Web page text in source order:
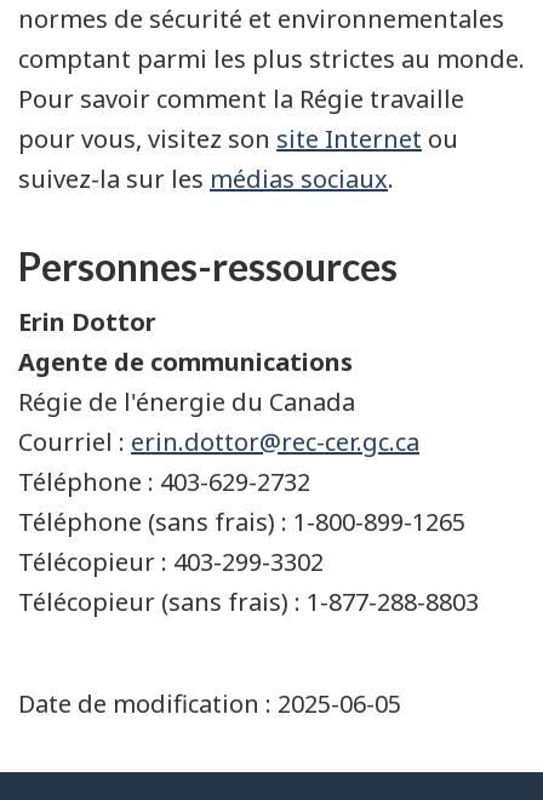
normes de sécurité et environnementales
comptant parmi les plus strictes au monde.
Pour savoir comment la Régie travaille
pour vous, visitez son site Internet ou
suivez-la sur les médias sociaux.
Personnes-ressources
Erin Dottor
Agente de communications
Régie de l'énergie du Canada
Courriel : erin.dottor@rec-cer.gc.ca
Téléphone : 403-629-2732
Téléphone (sans frais) : 1-800-899-1265
Télécopieur : 403-299-3302
Télécopieur (sans frais) : 1-877-288-8803
Date de modification : 2025-06-05